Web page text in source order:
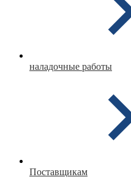
наладочные работы
Поставщикам